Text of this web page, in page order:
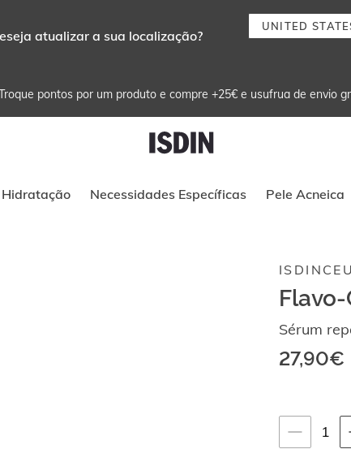
atualizar a sua localização?
UNITED
pontos por um produto e compre +25€ e usufrua de envio
Instruções de navegação por
Hidratação Necessidades Específicas Pele Acneica
Sérum
27,90€
Instruções de
1